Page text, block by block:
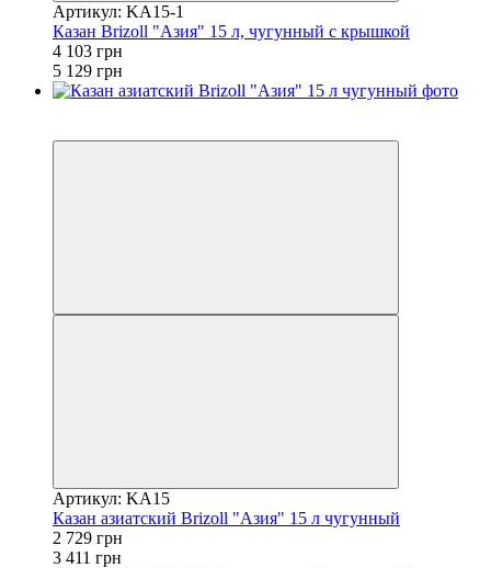
Артикул: KA15-1
Казан Brizoll "Азия" 15 л, чугунный с крышкой
4 103 грн
5 129 грн
Артикул: KA15
Казан азиатский Brizoll "Азия" 15 л чугунный
2 729 грн
3 411 грн